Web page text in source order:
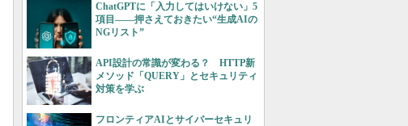
ChatGPTに「入力してはいけない」5
項目――押さえておきたい“生成AIの
NGリスト”
API設計の常識が変わる？ HTTP新
メソッド「QUERY」とセキュリティ
対策を学ぶ
フロンティアAIとサイバーセキュリ